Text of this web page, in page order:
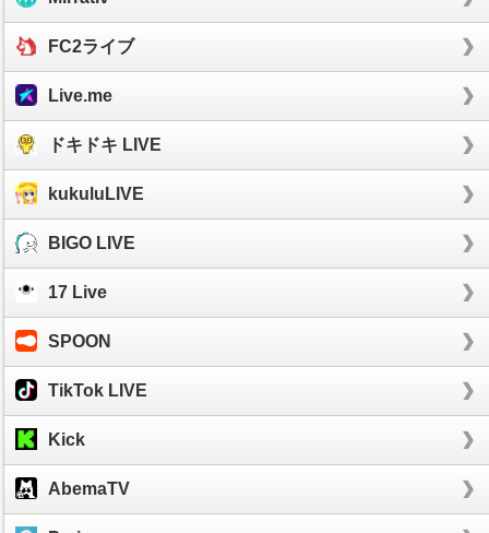
FC2ライブ
Live.me
ドキドキ LIVE
kukuluLIVE
BIGO LIVE
17 Live
SPOON
TikTok LIVE
Kick
AbemaTV